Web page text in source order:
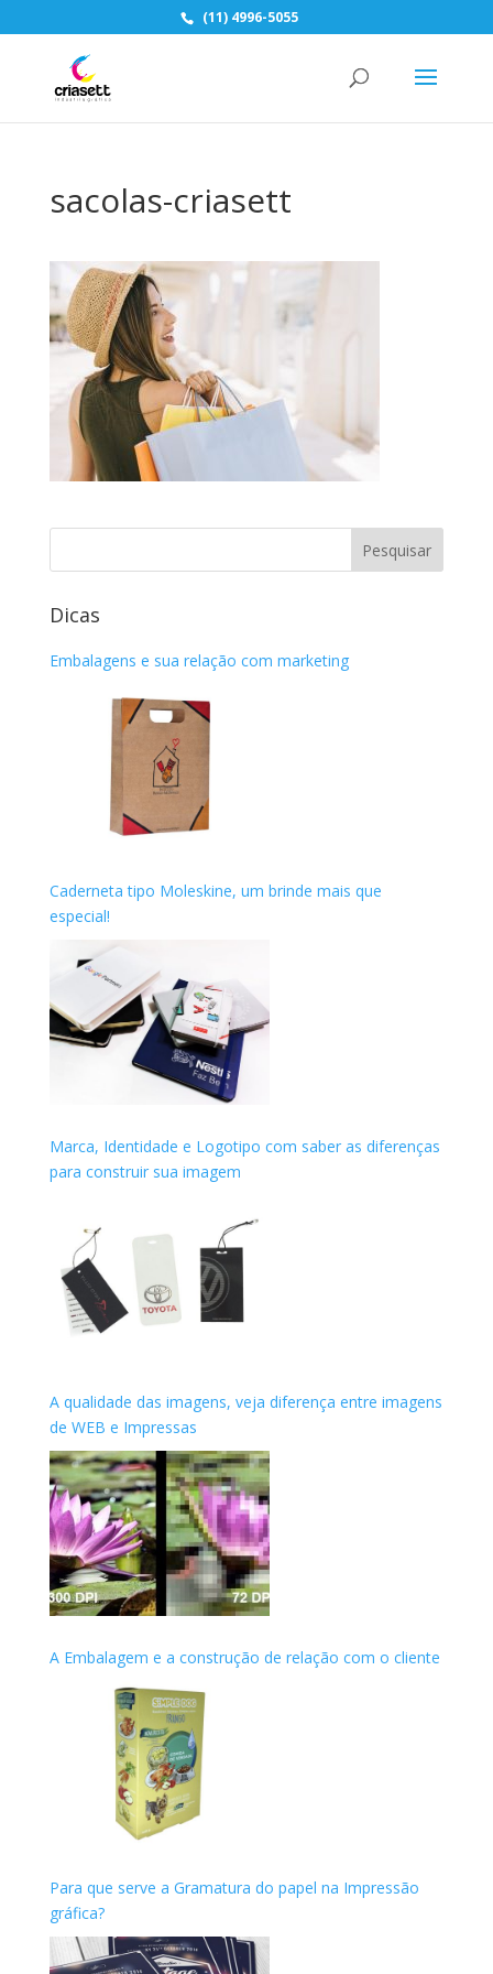
(11) 4996-5055
sacolas-criasett
Dicas
Embalagens e sua relação com marketing
Caderneta tipo Moleskine, um brinde mais que
especial!
Marca, Identidade e Logotipo com saber as diferenças
para construir sua imagem
A qualidade das imagens, veja diferença entre imagens
de WEB e Impressas
A Embalagem e a construção de relação com o cliente
Para que serve a Gramatura do papel na Impressão
gráfica?